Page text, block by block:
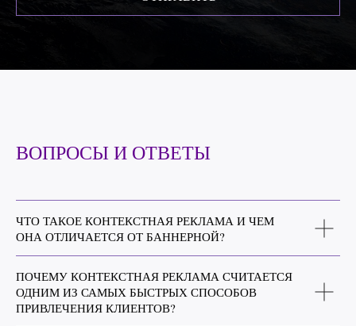
ВОПРОСЫ И ОТВЕТЫ
ЧТО ТАКОЕ КОНТЕКСТНАЯ РЕКЛАМА И ЧЕМ
ОНА ОТЛИЧАЕТСЯ ОТ БАННЕРНОЙ?
ПОЧЕМУ КОНТЕКСТНАЯ РЕКЛАМА СЧИТАЕТСЯ
ОДНИМ ИЗ САМЫХ БЫСТРЫХ СПОСОБОВ
ПРИВЛЕЧЕНИЯ КЛИЕНТОВ?